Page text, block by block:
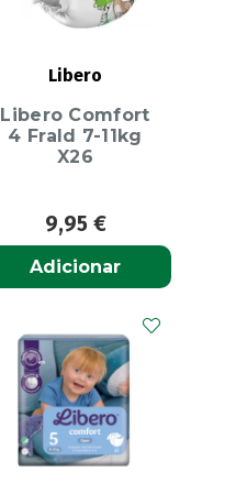
Libero
Libero Comfort
4 Frald 7-11kg
X26
9,95 €
Adicionar